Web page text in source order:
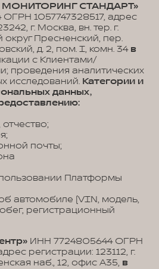
СТАНДАРТ»
1057747328517, адрес
г. Москва, вн. тер. г.
Пресненский, пер.
д. 2, пом. I, комн. 34 в
с Клиентами/
проведения аналитических
исследований. Категории и
данных,
почты;
Платформы
автомобиле (VIN, модель,
регистрационный
ИНН 7724805644 ОГРН
регистрации: 123112, г.
наб., 12, офис А35, в